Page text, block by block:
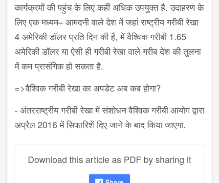
कार्यक्रमों की पहुंच के लिए कहीं अधिक उपयुक्त है. उदाहरण के
लिए एक मध्यम–आमदनी वाले देश में जहां राष्ट्रीय गरीबी रेखा
4अमेरिकी डॉलर प्रति दिन की है,में वैश्विक गरीबी 1.65
अमेरिकी डॉलर या ऐसी ही गरीबी रेखा वाले गरीब देश की तुलना
में कम प्रासंगिक हो सकता है.
=>वैश्विक गरीबी रेखा का अपडेट अब कब होगा?
- अंतरराष्ट्रीय गरीबी रेखा में संशोधन वैश्विक गरीबी आयोग द्वारा
अप्रैल2016में सिफारिशें दिए जाने के बाद किया जाएगा.
Download this article as PDF by sharing it